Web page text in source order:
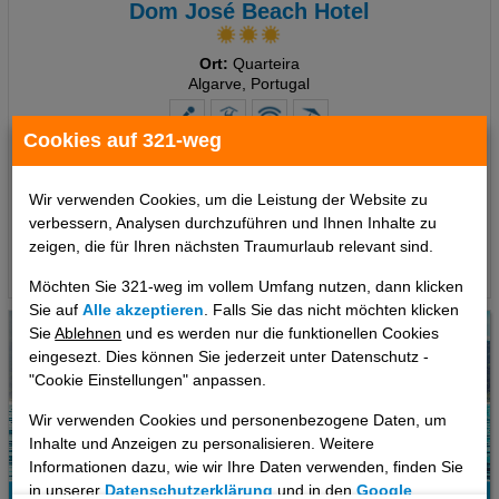
Cookies auf 321-weg
Wir verwenden Cookies, um die Leistung der Website zu
verbessern, Analysen durchzuführen und Ihnen Inhalte zu
zeigen, die für Ihren nächsten Traumurlaub relevant sind.
Möchten Sie 321-weg im vollem Umfang nutzen, dann klicken
Sie aufAlle akzeptieren . Falls Sie das nicht möchten klicken
SieAblehnen und es werden nur die funktionellen Cookies
eingesezt. Dies können Sie jederzeit unter Datenschutz -
"Cookie Einstellungen" anpassen.
Wir verwenden Cookies und personenbezogene Daten, um
Inhalte und Anzeigen zu personalisieren. Weitere
Informationen dazu, wie wir Ihre Daten verwenden, finden Sie
in unsererDatenschutzerklärung und in denGoogle
Dom José Beach Hotel
Ort: Quarteira
Algarve, Portugal
7 Tage, Doppelzimmer, Frühstück
ab 1089 €
pro Person